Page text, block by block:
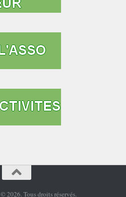
2026. Tous droits réservés.